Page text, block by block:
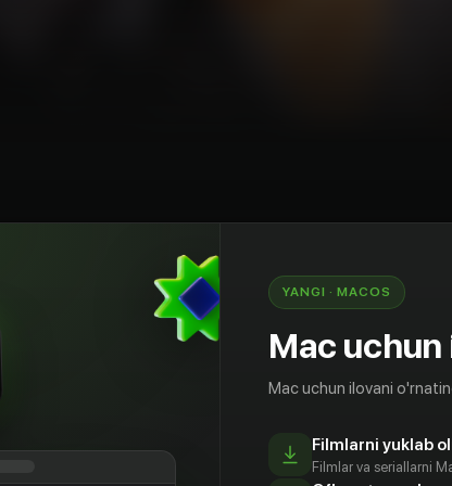
TrillerHindiston
помощником разыскивают пропавшую собаку.
не было, и детектив решил, что быстро
в процессе расследования они случайно
многочисленных преступлений. Нити
на след неуловимого преступника, долгое
в розыске.
YANGI · MACOS
Mac uchun
Mac uchun ilovani
Filmlarni yuklab
Filmlar va seriallarni